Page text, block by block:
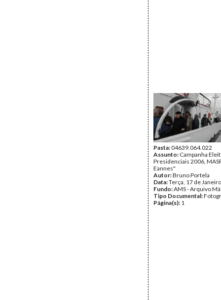
Pasta:04639.064.022
Assunto: Campanha
Presidenciais 2006,
Eannes"
Autor:Bruno Portela
Data:Terça, 17 de
Fundo:AMS - Arquivo
Tipo Documental:
Página(s): 1